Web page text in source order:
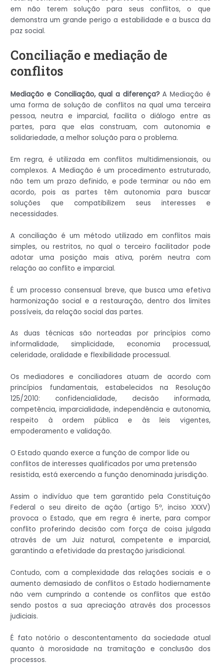
em não terem solução para seus conflitos, o que
demonstra um grande perigo a estabilidade e a busca da
paz social.
Conciliação e mediação de
conflitos
Mediação e Conciliação, qual a diferença?A Mediação é
uma forma de solução de conflitos na qual uma terceira
pessoa, neutra e imparcial, facilita o diálogo entre as
partes, para que elas construam, com autonomia e
solidariedade, a melhor solução para o problema.
Em regra, é utilizada em conflitos multidimensionais, ou
complexos. A Mediação é um procedimento estruturado,
não tem um prazo definido, e pode terminar ou não em
acordo, pois as partes têm autonomia para buscar
soluções que compatibilizem seus interesses e
necessidades.
A conciliação é um método utilizado em conflitos mais
simples, ou restritos, no qual o terceiro facilitador pode
adotar uma posição mais ativa, porém neutra com
relação ao conflito e imparcial.
É um processo consensual breve, que busca uma efetiva
harmonização social e a restauração, dentro dos limites
possíveis, da relação social das partes.
As duas técnicas são norteadas por princípios como
informalidade, simplicidade, economia processual,
celeridade, oralidade e flexibilidade processual.
Os mediadores e conciliadores atuam de acordo com
princípios fundamentais, estabelecidos na Resolução
125/2010: confidencialidade, decisão informada,
competência, imparcialidade, independência e autonomia,
respeito à ordem pública e às leis vigentes,
empoderamento e validação.
O Estado quando exerce a função de compor lide ou
conflitos de interesses qualificados por uma pretensão
resistida, está exercendo a função denominada jurisdição.
Assim o indivíduo que tem garantido pela Constituição
Federal o seu direito de ação (artigo 5º, inciso XXXV)
provoca o Estado, que em regra é inerte, para compor
conflito proferindo decisão com força de coisa julgada
através de um Juiz natural, competente e imparcial,
garantindo a efetividade da prestação jurisdicional.
Contudo, com a complexidade das relações sociais e o
aumento demasiado de conflitos o Estado hodiernamente
não vem cumprindo a contende os conflitos que estão
sendo postos a sua apreciação através dos processos
judiciais.
É fato notório o descontentamento da sociedade atual
quanto à morosidade na tramitação e conclusão dos
processos.